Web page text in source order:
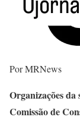
Por MRNews
Organizações
Comissão de